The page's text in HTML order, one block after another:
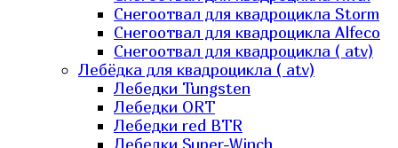
Снегоотвал для квадроцикла Storm
Снегоотвал для квадроцикла Alfeco
Снегоотвал для квадроцикла ( atv)
Лебёдка для квадроцикла ( atv)
Лебедки Tungsten
Лебедки ORT
Лебедки red BTR
Лебедки Super-Winch